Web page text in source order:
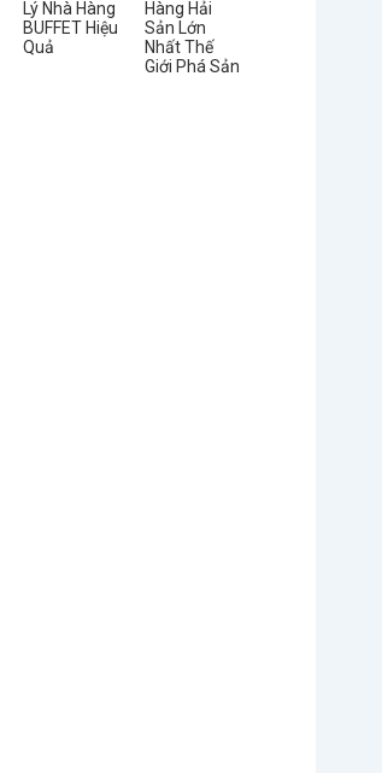
Lý Nhà Hàng
BUFFET Hiệu
Quả
Hàng Hải
Sản Lớn
Nhất Thế
Giới Phá Sản